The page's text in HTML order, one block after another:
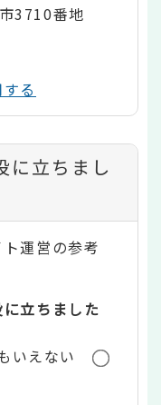
3710番地
る
に立ちまし
運営の参考
立ちました
いえない